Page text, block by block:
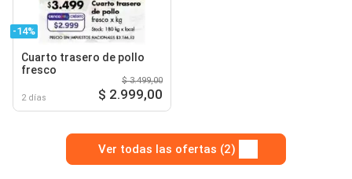
-14%
Cuarto trasero de pollo
fresco
2 días
$ 3.499,00
$ 2.999,00
Ver todas las ofertas (2)